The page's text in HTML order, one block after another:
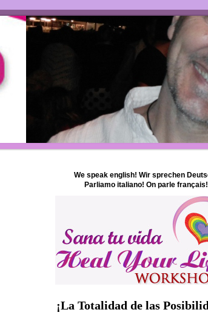
We speak english! Wir sprechen
Parliamo italiano! On parle français!
¡La Totalidad de las